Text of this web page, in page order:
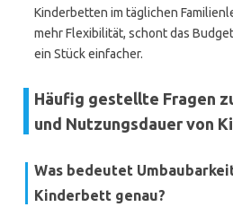
Kinderbetten im täglichen
mehr Flexibilität, schont das
ein Stück einfacher.
Häufig gestellte Fragen
und Nutzungsdauer von
Was bedeutet
Kinderbett genau?